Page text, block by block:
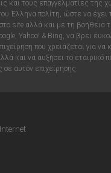
και τους επαγγελματίες της
Έλληνα πολίτη, ώστε να έχει
site αλλά και με τη βοήθεια
Yahoo! & Bing, να βρει
που χρειάζεται για να
και να αυξήσει το εταιρικό
σε αυτόν επιχείρησης.